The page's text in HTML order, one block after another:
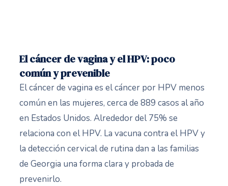
El cáncer de vagina y el HPV: poco
común y prevenible
El cáncer de vagina es el cáncer por HPV menos
común en las mujeres, cerca de 889 casos al año
en Estados Unidos. Alrededor del 75% se
relaciona con el HPV. La vacuna contra el HPV y
la detección cervical de rutina dan a las familias
de Georgia una forma clara y probada de
prevenirlo.